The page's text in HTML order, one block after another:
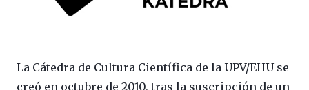
La Cátedra de Cultura Científica de la UPV/EHU se
creó en octubre de 2010, tras la suscripción de un